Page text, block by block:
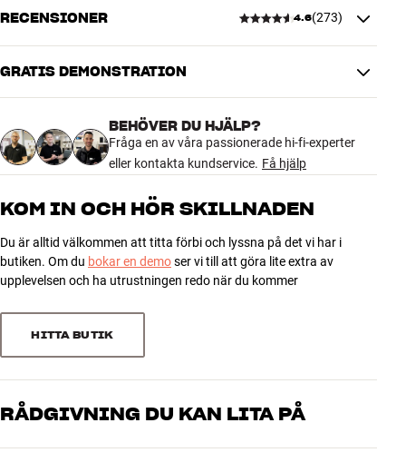
bakgångshögtalare, får du ett komplett surroundsystem utan
kablar tvärs över vardagsrummet. Vill du vid ett senare tillfälle
utöka med en Sub Mini subwoofer är det enkelt att lägga till i
systemet.
Installationen går som en lek via Sonos-appen, och när allt väl är på
plats kommer du bara att märka ditt högtalarsystem för att ljudet
är så mycket bättre än tidigare. Allt slås nämligen automatiskt på
originala TV-fjärrkontroll. Alla högtalare integreras självklart också
ditt hem med trådlös musik.
Läs mer om de enskilda produkterna på våra produktsidor, eller
RECENSIONER 4.6(273)
4.6
273 recensioner
3
2
Sortera efter
GRATIS DEMONSTRATION
BEHÖVER DU HJÄLP?
Fråga en av våra passionerade hi-fi-experter
eller kontakta kundservice. Få hjälp
KOM IN OCH HÖR SKILLNADEN
Du är alltid välkommen att titta förbi och lyssna på det vi har i
butiken. Om du bokar en demoser vi till att göra lite extra av
upplevelsen och ha utrustningen redo när du kommer
HITTA BUTIK
RÅDGIVNING DU KAN LITA PÅ
Våra medarbetare är riktiga entusiaster som kan produkterna och